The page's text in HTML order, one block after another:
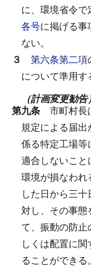
に、環境省令で
各号に掲げる事
ない。
３ 第六条第二項
について準用す
（計画変更勧告
第九条 市町村長
規定による届
係る特定工場
適合しないこ
環境が損なわ
した日から三
対し、その事
て、振動の防
しくは配置に
ることができる。